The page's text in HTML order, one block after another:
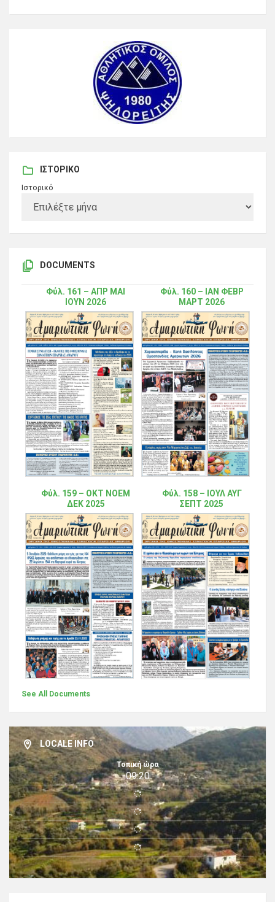
ΙΣΤΟΡΙΚΌ
Ιστορικό
DOCUMENTS
Φύλ. 161 – ΑΠΡ ΜΑΙ
ΙΟΥΝ 2026
Φύλ. 160 – ΙΑΝ ΦΕΒΡ
ΜΑΡΤ 2026
Φύλ. 159 – ΟΚΤ ΝΟΕΜ
ΔΕΚ 2025
Φύλ. 158 – ΙΟΥΛ ΑΥΓ
ΣΕΠΤ 2025
See All Documents
LOCALE INFO
Τοπική ώρα
09:20